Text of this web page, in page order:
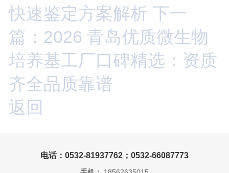
快速鉴定方案解析 下一
篇：2026 青岛优质微生物
培养基工厂口碑精选：资质
齐全品质靠谱
返回
电话：0532-81937762；0532-66087773